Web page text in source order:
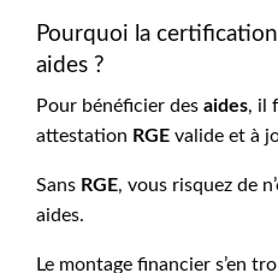
Pourquoi la
aides ?
Pour bénéficier des aides, il
attestation RGE valide et à
Sans RGE, vous risquez de
aides.
Le montage financier s’en